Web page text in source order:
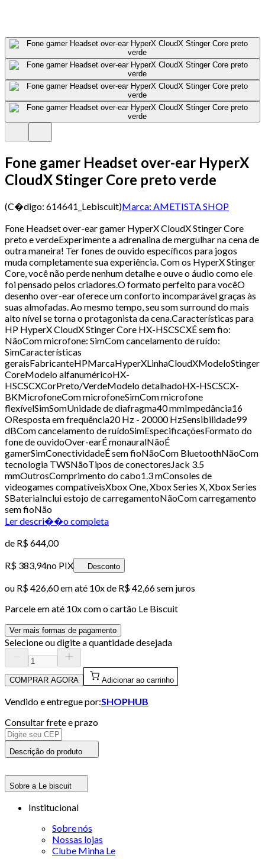
Fone gamer Headset over-ear HyperX
CloudX Stinger Core preto verde
(C�digo: 614641_Lebiscuit)Marca: AMETISTA SHOP
Fone Headset over-ear gamer HyperX CloudX Stinger Core
preto e verdeExperimente a adrenalina de mergulhar na cena de
outra maneira! Ter fones de ouvido específicos para jogos
muda completamente sua experiência. Com os HyperX Stinger
Core, você não perde nenhum detalhe e ouve o áudio como ele
foi pensado pelos criadores.O formato perfeito para vocêO
desenho over-ear oferece um conforto incomparável graças às
suas almofadas. Ao mesmo tempo, seu som surround do mais
alto nível se torna o protagonista da cena.Características para
HP HyperX CloudX Stinger Core HX-HSCSCXÉ sem fio:
NãoCom microfone: SimCom cancelamento de ruído:
SimCaracterísticas
geraisFabricanteHPMarcaHyperXLinhaCloudXModeloStinger
CoreModelo alfanuméricoHX-
HSCSCXCorPreto/VerdeModelo detalhadoHX-HSCSCX-
BKMicrofoneCom microfoneSimCom microfone
flexívelSimSomUnidade de diafragma40 mmImpedância16
OResposta em frequência20 Hz - 20000 HzSensibilidade99
dBCom cancelamento de ruídoSimEspecificaçõesFormato do
fone de ouvidoOver-earÉ monauralNãoÉ
gamerSimConectividadeÉ sem fioNãoCom BluetoothNãoCom
tecnologia TWSNãoTipos de conectoresJack 3.5
mmOutrosComprimento do cabo1.3 mConsoles de
videogames compatíveisXbox One, Xbox Series X, Xbox Series
SBateriaInclui estojo de carregamentoNãoCom carregamento
sem fioNão
Ler descri��o completa
de R$ 644,00
R$ 383,94no PIX Desconto
ou R$ 426,60em até 10x de R$ 42,66 sem juros
Parcele em até 10x com o cartão Le Biscuit
Ver mais formas de pagamento
Selecione ou digite a quantidade desejada
COMPRAR AGORA Adicionar ao carrinho
Vendido e entregue por:SHOPHUB
Consultar frete e prazo
Descrição do produto
Sobre a Le biscuit
Institucional
Sobre nós
Nossas lojas
Clube Minha Le